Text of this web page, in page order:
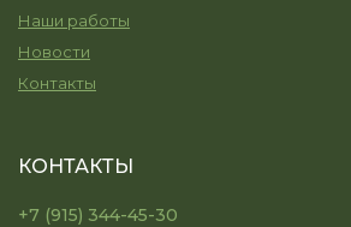
Наши работы
Новости
Контакты
КОНТАКТЫ
+7 (915) 344-45-30